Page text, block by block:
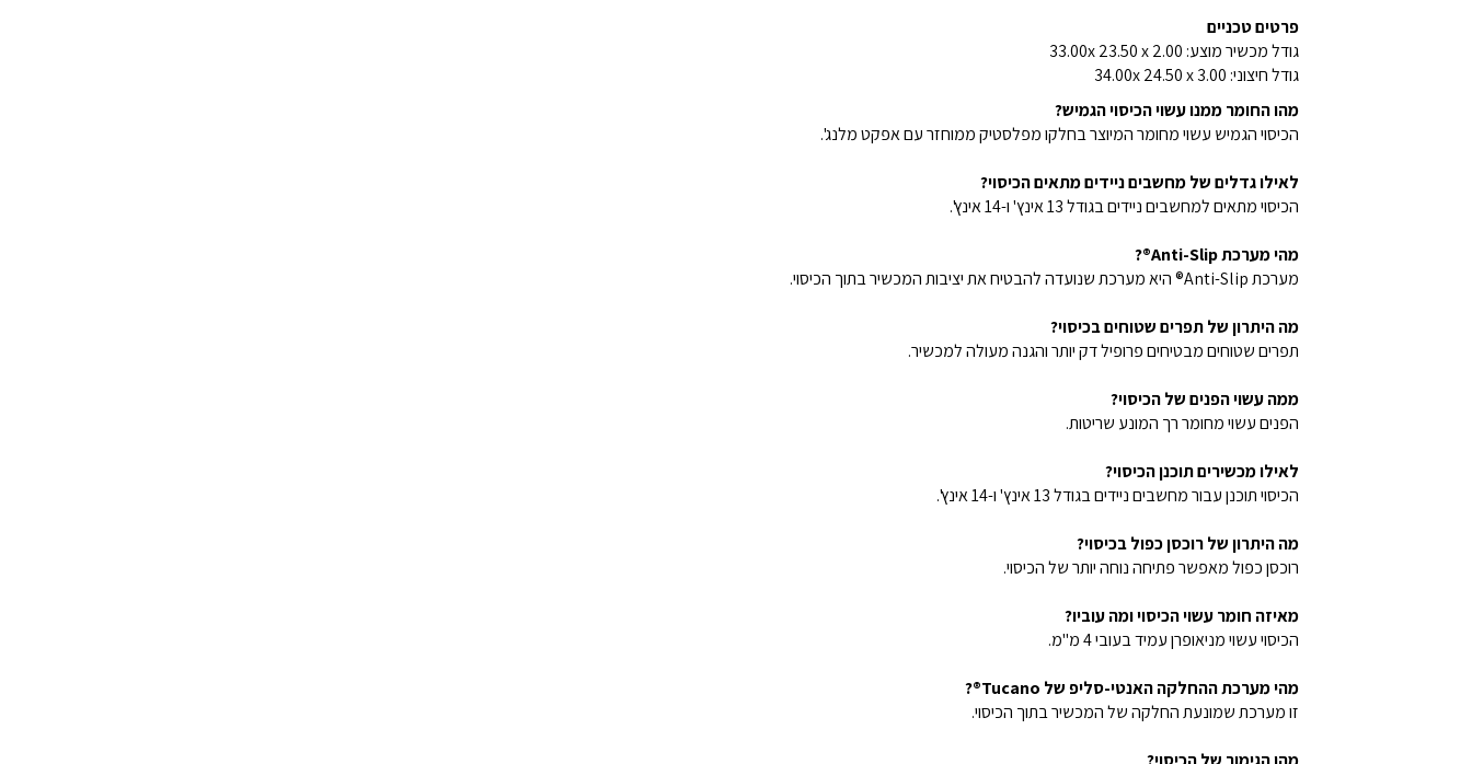
פרטים טכניים
גודל מכשיר מוצע: 33.00x 23.50 x 2.00
גודל חיצוני: 34.00x 24.50 x 3.00
מהו החומר ממנו עשוי הכיסוי הגמיש?
הכיסוי הגמיש עשוי מחומר המיוצר בחלקו מפלסטיק ממוחזר עם אפקט מלנג'.
לאילו גדלים של מחשבים ניידים מתאים הכיסוי?
הכיסוי מתאים למחשבים ניידים בגודל 13 אינץ' ו-14 אינץ'.
מהי מערכת Anti-Slip®?
מערכת Anti-Slip® היא מערכת שנועדה להבטיח את יציבות המכשיר בתוך הכיסוי.
מה היתרון של תפרים שטוחים בכיסוי?
תפרים שטוחים מבטיחים פרופיל דק יותר והגנה מעולה למכשיר.
ממה עשוי הפנים של הכיסוי?
הפנים עשוי מחומר רך המונע שריטות.
לאילו מכשירים תוכנן הכיסוי?
הכיסוי תוכנן עבור מחשבים ניידים בגודל 13 אינץ' ו-14 אינץ'.
מה היתרון של רוכסן כפול בכיסוי?
רוכסן כפול מאפשר פתיחה נוחה יותר של הכיסוי.
מאיזה חומר עשוי הכיסוי ומה עוביו?
הכיסוי עשוי מניאופרן עמיד בעובי 4 מ"מ.
מהי מערכת ההחלקה האנטי-סליפ של Tucano®?
זו מערכת שמונעת החלקה של המכשיר בתוך הכיסוי.